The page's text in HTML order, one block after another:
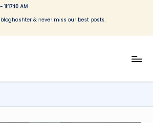
11:17:10 AM
& never miss our best posts.